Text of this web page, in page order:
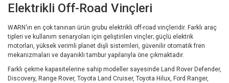
Elektrikli Off-Road Vinçleri
WARN'ın en çok tanınan ürün grubu elektrikli off-road vinçleridir. Farklı araç
tipleri ve kullanım senaryoları için geliştirilen vinçler; güçlü elektrik
motorları, yüksek verimli planet dişli sistemleri, güvenilir otomatik fren
mekanizmaları ve dayanıklı tambur yapılarıyla öne çıkmaktadır.
Farklı çekme kapasitelerine sahip modeller sayesinde Land Rover Defender,
Discovery, Range Rover, Toyota Land Cruiser, Toyota Hilux, Ford Ranger,